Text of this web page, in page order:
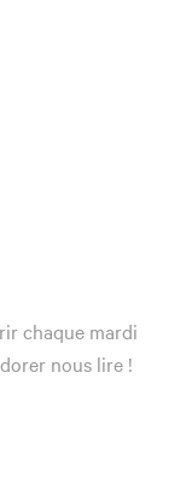
chaque mardi
nous lire !